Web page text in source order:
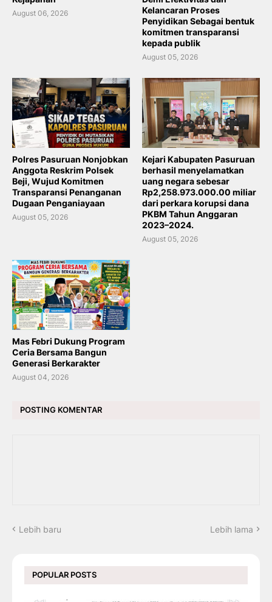
August 06, 2026
Kelancaran Proses
Penyidikan Sebagai bentuk
komitmen transparansi
kepada publik
August 05, 2026
Polres Pasuruan Nonjobkan
Anggota Reskrim Polsek
Beji, Wujud Komitmen
Transparansi Penanganan
Dugaan Penganiayaan
August 05, 2026
Kejari Kabupaten Pasuruan
berhasil menyelamatkan
uang negara sebesar
Rp2,258.973.000.00 miliar
dari perkara korupsi dana
PKBM Tahun Anggaran
2023–2024.
August 05, 2026
Mas Febri Dukung Program
Ceria Bersama Bangun
Generasi Berkarakter
August 04, 2026
POSTING KOMENTAR
Lebih baru Lebih lama
POPULAR POSTS